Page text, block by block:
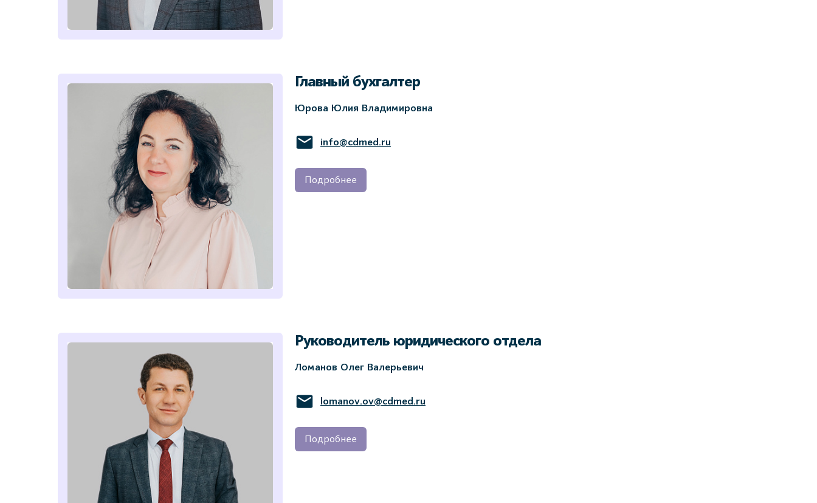
Главный бухгалтер
Юрова Юлия Владимировна
info@cdmed.ru
Подробнее
Руководитель юридического отдела
Ломанов Олег Валерьевич
lomanov.ov@cdmed.ru
Подробнее